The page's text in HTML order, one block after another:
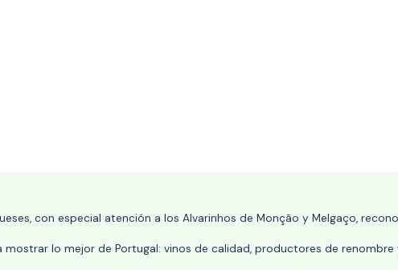
con especial atención a los Alvarinhos de Monção y Melgaço,
lo mejor de Portugal: vinos de calidad, productores de renombre